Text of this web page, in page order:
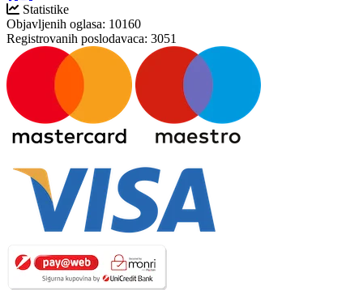
Statistike
Objavljenih oglasa: 10160
Registrovanih poslodavaca: 3051